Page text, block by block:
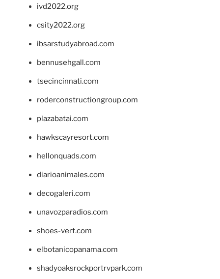
ivd2022.org
csity2022.org
ibsarstudyabroad.com
bennusehgall.com
tsecincinnati.com
roderconstructiongroup.com
plazabatai.com
hawkscayresort.com
hellonquads.com
diarioanimales.com
decogaleri.com
unavozparadios.com
shoes-vert.com
elbotanicopanama.com
shadyoaksrockportrvpark.com